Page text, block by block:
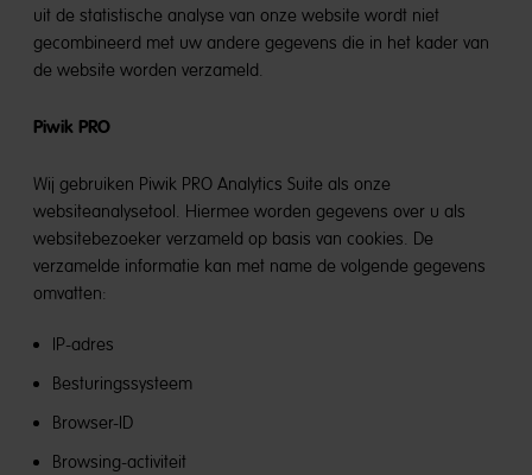
uit de statistische analyse van onze website wordt niet
gecombineerd met uw andere gegevens die in het kader van
de website worden verzameld.
Piwik PRO
Wij gebruiken Piwik PRO Analytics Suite als onze
websiteanalysetool. Hiermee worden gegevens over u als
websitebezoeker verzameld op basis van cookies. De
verzamelde informatie kan met name de volgende gegevens
omvatten:
IP-adres
Besturingssysteem
Browser-ID
Browsing-activiteit